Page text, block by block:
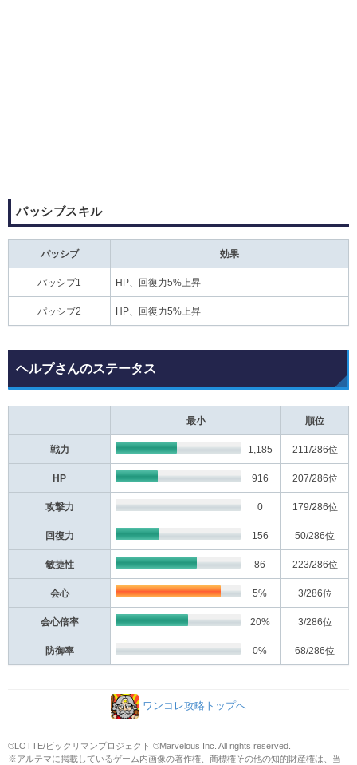
パッシブスキル
パッシブ 効果
パッシブ1 HP、回復力5%上昇
パッシブ2 HP、回復力5%上昇
ヘルプさんのステータス
最小 順位
戦力 1,185 211 /286位
HP 916 207/286位
攻撃力 0 179/286位
回復力 156 50/286位
敏捷性 86 223/286位
会心 5% 3/286位
会心倍率 20% 3/286位
防御率 0% 68/286位
ワンコレ攻略トップへ
©LOTTE/ビックリマンプロジェクト ©Marvelous Inc. All rights reserved.
※アルテマに掲載しているゲーム内画像の著作権、商標権その他の知的財産権は、当